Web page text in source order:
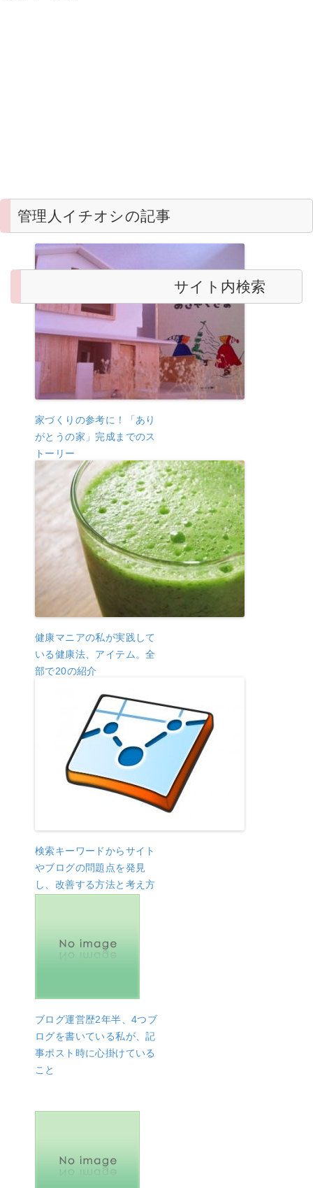
管理人イチオシの記事
家づくりの参考に！「あり
がとうの家」完成までのス
トーリー
健康マニアの私が実践して
いる健康法、アイテム。全
部で20の紹介
検索キーワードからサイト
やブログの問題点を発見
し、改善する方法と考え方
ブログ運営歴2年半、4つブ
ログを書いている私が、記
事ポスト時に心掛けている
こと
サイト内検索